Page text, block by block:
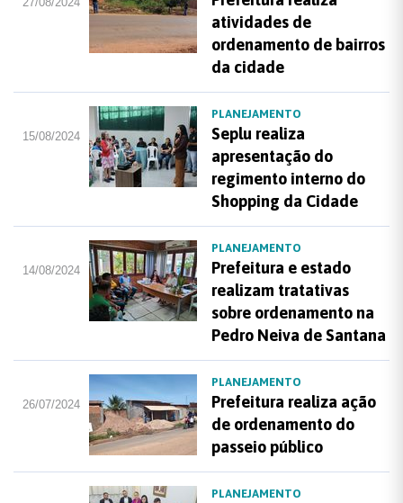
atividades de
ordenamento de bairros
da cidade
15/08/2024
PLANEJAMENTO
Seplu realiza
apresentação do
regimento interno do
Shopping da Cidade
14/08/2024
PLANEJAMENTO
Prefeitura e estado
realizam tratativas
sobre ordenamento na
Pedro Neiva de Santana
26/07/2024
PLANEJAMENTO
Prefeitura realiza ação
de ordenamento do
passeio público
PLANEJAMENTO